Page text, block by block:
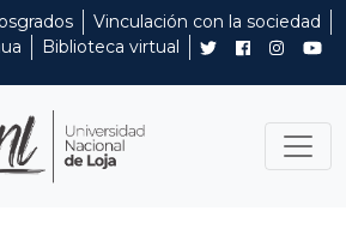
Vinculación con la sociedad
Biblioteca virtual